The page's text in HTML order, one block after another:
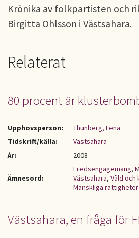
Krönika av folkpartisten och
Birgitta Ohlsson i Västsahara.
Relaterat
80 procent är
Upphovsperson:
Thunberg, Lena
Tidskrift/källa:
Västsahara
År:
2008
Ämnesord:
Fredsengagemang,
Västsahara, Våld
Mänskliga rättigheter
Västsahara, en fråga för